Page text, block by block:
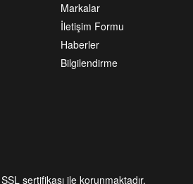
Markalar
İletişim Formu
Haberler
Bilgilendirme
sertifikası ile korunmaktadır.